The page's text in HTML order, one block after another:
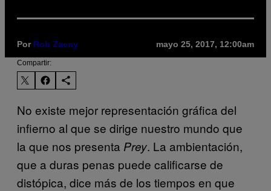
Por Rob Zacny mayo 25, 2017, 12:00am
Compartir:
No existe mejor representación gráfica del
infierno al que se dirige nuestro mundo que
la que nos presenta Prey. La ambientación,
que a duras penas puede calificarse de
distópica, dice más de los tiempos en que